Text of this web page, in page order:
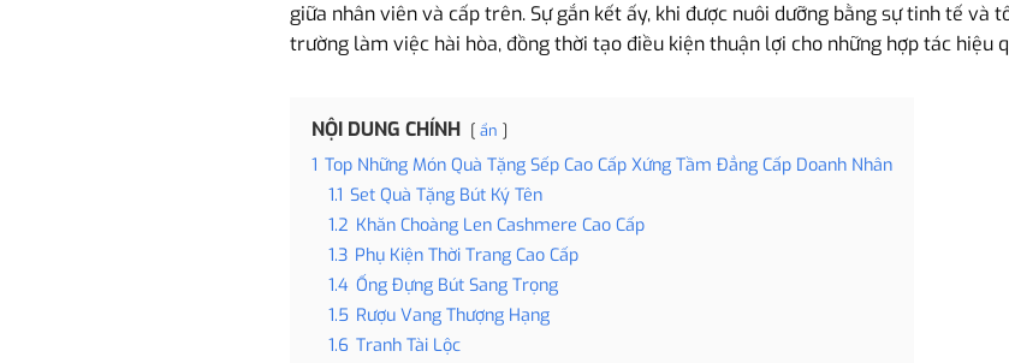
giữa nhân viên và cấp trên. Sự gắn kết ấy, khi được nuôi dưỡng bằng sự tinh tế và
trường làm việc hài hòa, đồng thời tạo điều kiện thuận lợi cho những hợp tác hiệu
NỘI DUNG CHÍNH ẩn
1 Top Những Món Quà Tặng Sếp Cao Cấp Xứng Tầm Đẳng Cấp Doanh Nhân
1.1 Set Quà Tặng Bút Ký Tên
1.2 Khăn Choàng Len Cashmere Cao Cấp
1.3 Phụ Kiện Thời Trang Cao Cấp
1.4 Ống Đựng Bút Sang Trọng
1.5 Rượu Vang Thượng Hạng
1.6 Tranh Tài Lộc